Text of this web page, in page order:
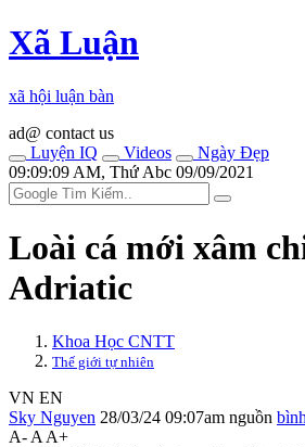
Xã Luận
xã hội luận bàn
ad@ contact us
Luyện IQ
Videos
Ngày Đẹp
09:09:09 AM, Thứ Abc 09/09/2021
Loài cá mới xâm
Adriatic
Khoa Học CNTT
Thế giới tự nhiên
VN EN
Sky Nguyen 28/03/24 09:07am nguồn
A- A A+